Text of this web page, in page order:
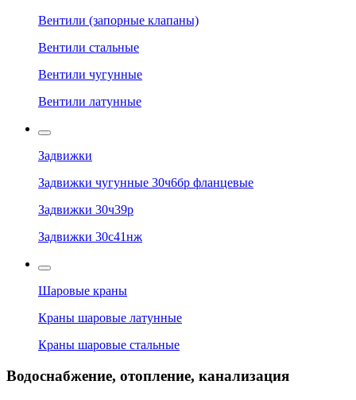
Вентили (запорные клапаны)
Вентили стальные
Вентили чугунные
Вентили латунные
Задвижки
Задвижки чугунные 30ч6бр фланцевые
Задвижки 30ч39р
Задвижки 30с41нж
Шаровые краны
Краны шаровые латунные
Краны шаровые стальные
Водоснабжение, отопление, канализация